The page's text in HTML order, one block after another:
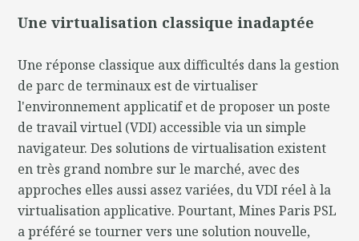
Une virtualisation classique inadaptée
Une réponse classique aux difficultés dans la gestion
de parc de terminaux est de virtualiser
l'environnement applicatif et de proposer un poste
de travail virtuel (VDI) accessible via un simple
navigateur. Des solutions de virtualisation existent
en très grand nombre sur le marché, avec des
approches elles aussi assez variées, du VDI réel à la
virtualisation applicative. Pourtant, Mines Paris PSL
a préféré se tourner vers une solution nouvelle,